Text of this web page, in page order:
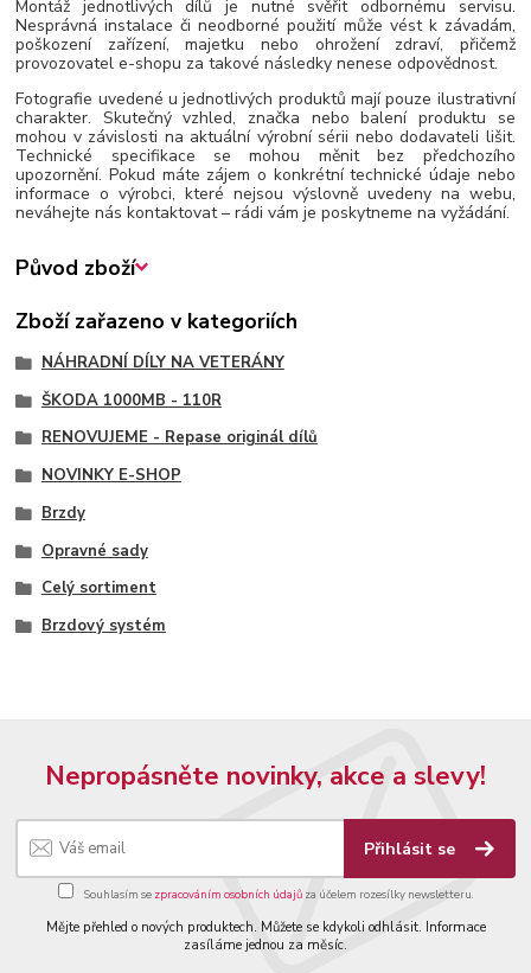
Montáž jednotlivých dílů je nutné svěřit odbornému servisu.
Nesprávná instalace či neodborné použití může vést k závadám,
poškození zařízení, majetku nebo ohrožení zdraví, přičemž
provozovatel e-shopu za takové následky nenese odpovědnost.
Fotografie uvedené u jednotlivých produktů mají pouze ilustrativní
charakter. Skutečný vzhled, značka nebo balení produktu se
mohou v závislosti na aktuální výrobní sérii nebo dodavateli lišit.
Technické specifikace se mohou měnit bez předchozího
upozornění. Pokud máte zájem o konkrétní technické údaje nebo
informace o výrobci, které nejsou výslovně uvedeny na webu,
neváhejte nás kontaktovat – rádi vám je poskytneme na vyžádání.
Původ zboží
Zboží zařazeno v kategoriích
NÁHRADNÍ DÍLY NA VETERÁNY
ŠKODA 1000MB - 110R
RENOVUJEME - Repase originál dílů
NOVINKY E-SHOP
Brzdy
Opravné sady
Celý sortiment
Brzdový systém
Nepropásněte novinky, akce a slevy!
Přihlásit se
Souhlasím se zpracováním osobních údajůza účelem rozesílky newsletteru.
Mějte přehled o nových produktech. Můžete se kdykoli odhlásit. Informace
zasíláme jednou za měsíc.